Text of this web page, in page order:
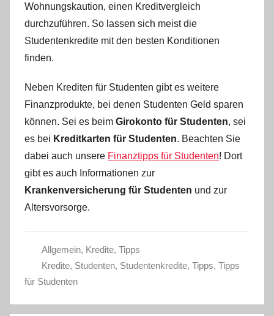
Wohnungskaution, einen Kreditvergleich
durchzuführen. So lassen sich meist die
Studentenkredite mit den besten Konditionen
finden.
Neben Krediten für Studenten gibt es weitere
Finanzprodukte, bei denen Studenten Geld sparen
können. Sei es beim Girokonto für Studenten, sei
es bei Kreditkarten für Studenten. Beachten Sie
dabei auch unsere Finanztipps für Studenten! Dort
gibt es auch Informationen zur
Krankenversicherung für Studenten und zur
Altersvorsorge.
Allgemein, Kredite, Tipps
Kredite, Studenten, Studentenkredite, Tipps, Tipps
für Studenten